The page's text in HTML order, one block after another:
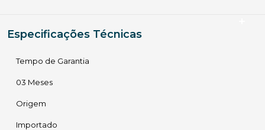
Especificações Técnicas
Tempo de Garantia
03 Meses
Origem
Importado